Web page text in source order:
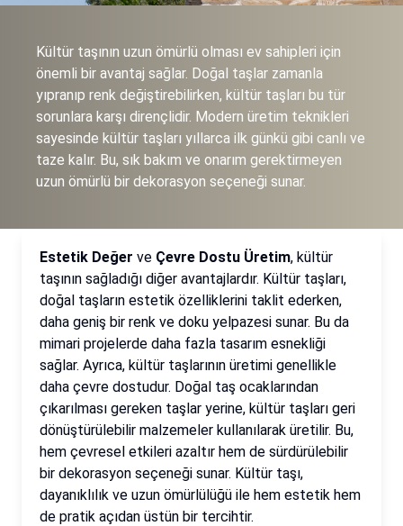
Kültür taşının uzun ömürlü olması ev sahipleri için
önemli bir avantaj sağlar. Doğal taşlar zamanla
yıpranıp renk değiştirebilirken, kültür taşları bu tür
sorunlara karşı dirençlidir. Modern üretim teknikleri
sayesinde kültür taşları yıllarca ilk günkü gibi canlı ve
taze kalır. Bu, sık bakım ve onarım gerektirmeyen
uzun ömürlü bir dekorasyon seçeneği sunar.
Estetik Değer ve Çevre Dostu Üretim, kültür
taşının sağladığı diğer avantajlardır. Kültür taşları,
doğal taşların estetik özelliklerini taklit ederken,
daha geniş bir renk ve doku yelpazesi sunar. Bu da
mimari projelerde daha fazla tasarım esnekliği
sağlar. Ayrıca, kültür taşlarının üretimi genellikle
daha çevre dostudur. Doğal taş ocaklarından
çıkarılması gereken taşlar yerine, kültür taşları geri
dönüştürülebilir malzemeler kullanılarak üretilir. Bu,
hem çevresel etkileri azaltır hem de sürdürülebilir
bir dekorasyon seçeneği sunar. Kültür taşı,
dayanıklılık ve uzun ömürlülüğü ile hem estetik hem
de pratik açıdan üstün bir tercihtir.